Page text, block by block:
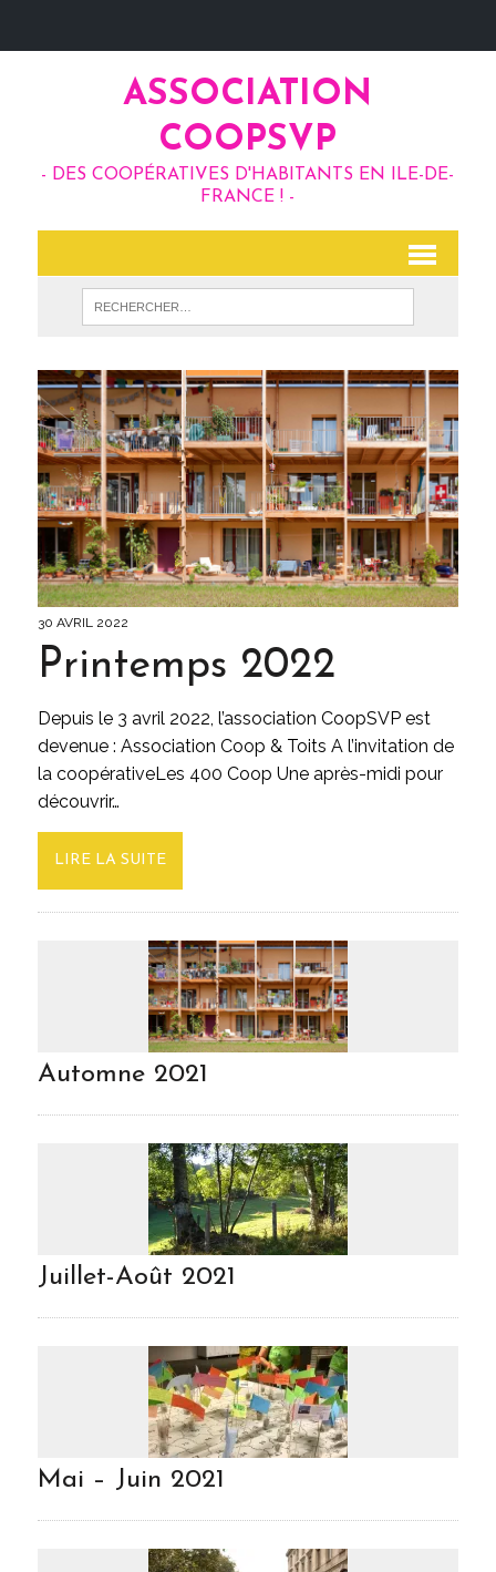
ASSOCIATION
COOPSVP
- DES COOPÉRATIVES D'HABITANTS EN ILE-DE-
FRANCE ! -
30 AVRIL 2022
Printemps 2022
Depuis le 3 avril 2022, l’association CoopSVP est
devenue : Association Coop & Toits A l’invitation de
la coopérativeLes 400 Coop Une après-midi pour
découvrir…
LIRE LA SUITE
Automne 2021
Juillet-Août 2021
Mai – Juin 2021